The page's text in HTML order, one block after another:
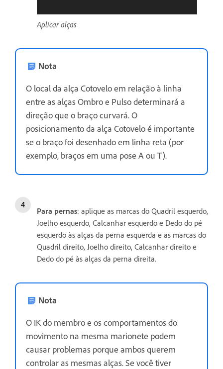
Aplicar alças
Nota
O local da alça Cotovelo em relação à linha
entre as alças Ombro e Pulso determinará a
direção que o braço curvará. O
posicionamento da alça Cotovelo é importante
se o braço foi desenhado em linha reta (por
exemplo, braços em uma pose A ou T).
Para pernas: aplique as marcas do Quadril esquerdo,
Joelho esquerdo, Calcanhar esquerdo e Dedo do pé
esquerdo às alças da perna esquerda e as marcas do
Quadril direito, Joelho direito, Calcanhar direito e
Dedo do pé às alças da perna direita.
Nota
O IK do membro e os comportamentos do
movimento na mesma marionete podem
causar problemas porque ambos querem
controlar as mesmas alças. Se você tiver